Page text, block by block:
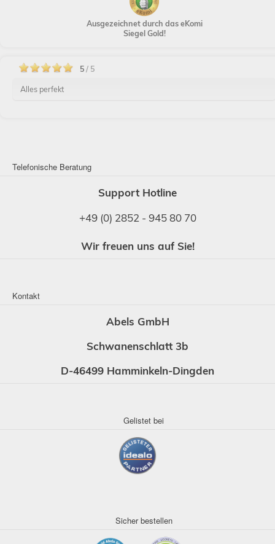
Ausgezeichnet durch das eKomi
Siegel Gold!
5/ 5
Alles perfekt
Telefonische Beratung
Support Hotline
+49 (0) 2852 - 945 80 70
Wir freuen uns auf Sie!
Kontakt
Abels GmbH
Schwanenschlatt 3b
D-46499 Hamminkeln-Dingden
Gelistet bei
Sicher bestellen